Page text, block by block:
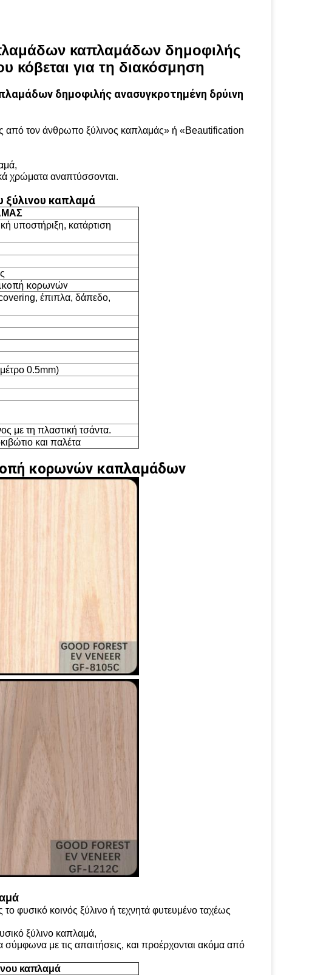
καπλαμάδων δημοφιλής
κόβεται για τη διακόσμηση
δημοφιλής ανασυγκροτημένη δρύινη
από τον άνθρωπο ξύλινος καπλαμάς» ή «Beautification
χρώματα αναπτύσσονται.
ξύλινου καπλαμά
υποστήριξη, κατάρτιση
κορωνών
έπιπλα, δάπεδο,
0.5mm)
με τη πλαστική τσάντα.
και παλέτα
κορωνών καπλαμάδων
φυσικό κοινός ξύλινο ή τεχνητά φυτευμένο ταχέως
ξύλινο καπλαμά,
σύμφωνα με τις απαιτήσεις, και προέρχονται ακόμα από
καπλαμά